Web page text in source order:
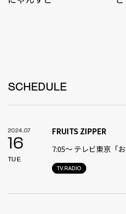
SCHEDULE
2024.07
16
TUE
TV.RADIO
FRUITS ZIPPER
7:05〜 テレビ東京「お